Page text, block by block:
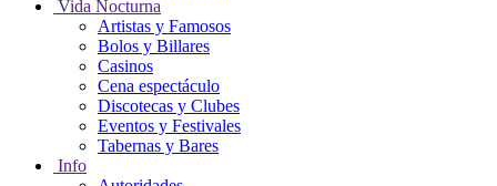
Vida Nocturna
Artistas y Famosos
Bolos y Billares
Casinos
Cena espectáculo
Discotecas y Clubes
Eventos y Festivales
Tabernas y Bares
Info